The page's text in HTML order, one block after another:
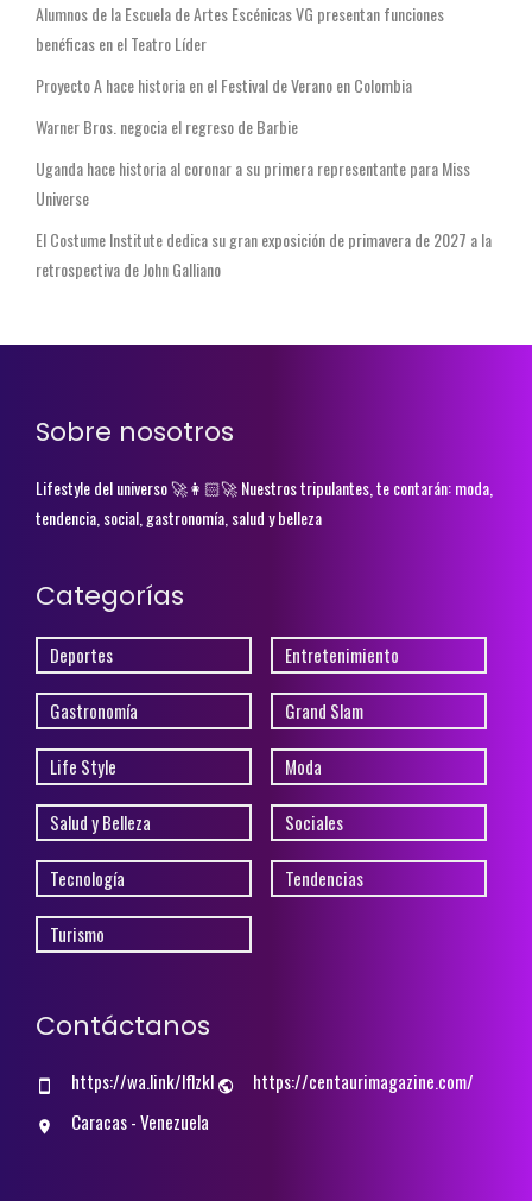
Alumnos de la Escuela de Artes Escénicas VG presentan funciones
benéficas en el Teatro Líder
Proyecto A hace historia en el Festival de Verano en Colombia
Warner Bros. negocia el regreso de Barbie
Uganda hace historia al coronar a su primera representante para Miss
Universe
El Costume Institute dedica su gran exposición de primavera de 2027 a la
retrospectiva de John Galliano
Sobre nosotros
Lifestyle del universo 🚀👩🏻‍🚀 Nuestros tripulantes, te contarán: moda,
tendencia, social, gastronomía, salud y belleza
Categorías
Deportes Entretenimiento
Gastronomía Grand Slam
Life Style Moda
Salud y Belleza Sociales
Tecnología Tendencias
Turismo
Contáctanos
https://wa.link/lflzkl
https://centaurimagazine.com/
Caracas - Venezuela